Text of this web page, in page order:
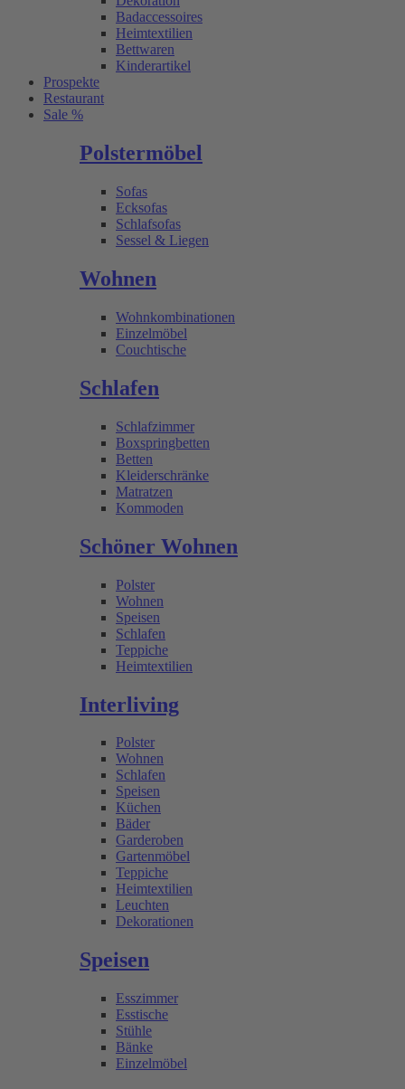
Badaccessoires
Heimtextilien
Bettwaren
Kinderartikel
Prospekte
Restaurant
Sale %
Polstermöbel
Sofas
Ecksofas
Schlafsofas
Sessel & Liegen
Wohnen
Wohnkombinationen
Einzelmöbel
Couchtische
Schlafen
Schlafzimmer
Boxspringbetten
Betten
Kleiderschränke
Matratzen
Kommoden
Schöner Wohnen
Polster
Wohnen
Speisen
Schlafen
Teppiche
Heimtextilien
Interliving
Polster
Wohnen
Schlafen
Speisen
Küchen
Bäder
Garderoben
Gartenmöbel
Teppiche
Heimtextilien
Leuchten
Dekorationen
Speisen
Esszimmer
Esstische
Stühle
Bänke
Einzelmöbel